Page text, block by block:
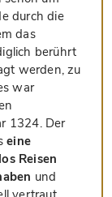
durch die
das
berührt
werden, zu
war
1324. Der
eine
Reisen
und